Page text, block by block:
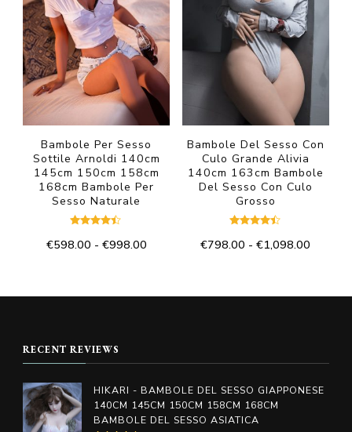
opzioni
possono
essere
scelte
nella
pagina
del
prodotto
opzioni
possono
essere
scelte
nella
pagina
del
prodotto
Bambole Per Sesso
Sottile Arnoldi 140cm
145cm 150cm 158cm
168cm Bambole Per
Sesso Naturale
4.33
€598.00 - €998.00Fascia
da
varianti.
opzioni
possono
Bambole Del Sesso Con
Culo Grande Alivia
140cm 163cm Bambole
Del Sesso Con Culo
Grosso
4.33
€798.00 - €1,098.00
da
opzioni
possono
RECENT REVIEWS
HIKARI - BAMBOLE DEL SESSO GIAPPONESE
140CM 145CM 150CM 158CM 168CM
BAMBOLE DEL SESSO ASIATICA